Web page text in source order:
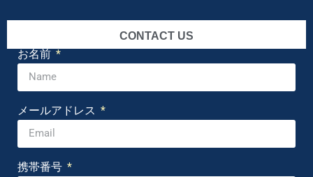
CONTACT US
お名前
メールアドレス
携帯番号